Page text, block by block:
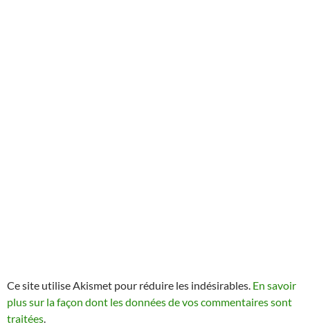
Ce site utilise Akismet pour réduire les indésirables. En savoir
plus sur la façon dont les données de vos commentaires sont
traitées.